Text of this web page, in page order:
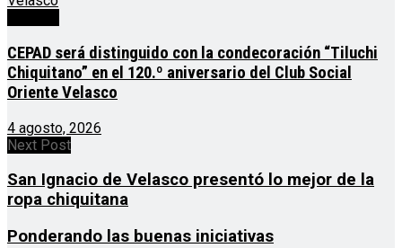
CEPAD será distinguido con la condecoración “Tiluchi
Chiquitano” en el 120.º aniversario del Club Social
Oriente Velasco
4 agosto, 2026
Next Post
San Ignacio de Velasco presentó lo mejor de la
ropa chiquitana
Ponderando las buenas iniciativas